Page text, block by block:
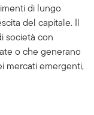
di lungo
del capitale. Il
società con
o che generano
mercati emergenti,